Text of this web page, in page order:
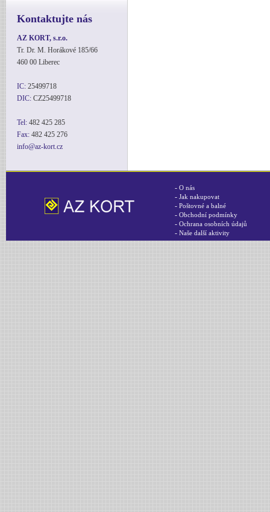
Kontaktujte nás
AZ KORT, s.r.o.
Tr. Dr. M. Horákové 185/66
460 00 Liberec
IC: 25499718
DIC: CZ25499718
Tel: 482 425 285
Fax: 482 425 276
info@az-kort.cz
- O nás
- Jak nakupovat
- Poštovné a balné
- Obchodní podmínky
- Ochrana osobních údajů
- Naše další aktivity